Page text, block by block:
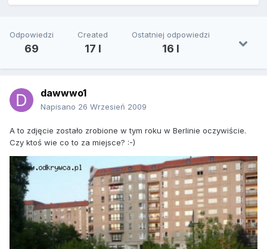
Odpowiedzi
69
Created
17 l
Ostatniej odpowiedzi
16 l
dawwwo1
Napisano 26 Wrzesień 2009
A to zdjęcie zostało zrobione w tym roku w Berlinie oczywiście.
Czy ktoś wie co to za miejsce? :-)